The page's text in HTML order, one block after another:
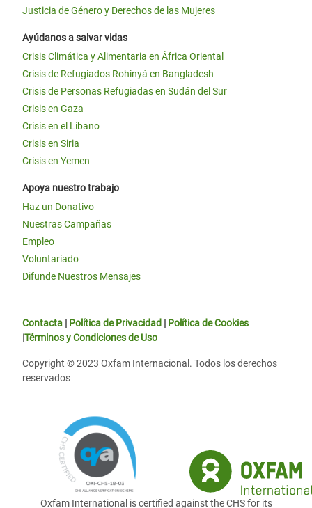
Justicia de Género y Derechos de las Mujeres
Ayúdanos a salvar vidas
Crisis Climática y Alimentaria en África Oriental
Crisis de Refugiados Rohinyá en Bangladesh
Crisis de Personas Refugiadas en Sudán del Sur
Crisis en Gaza
Crisis en el Líbano
Crisis en Siria
Crisis en Yemen
Apoya nuestro trabajo
Haz un Donativo
Nuestras Campañas
Empleo
Voluntariado
Difunde Nuestros Mensajes
Contacta | Política de Privacidad | Política de Cookies
|Términos y Condiciones de Uso
Copyright © 2023 Oxfam Internacional. Todos los derechos
reservados
Oxfam International is certified against the CHS for its